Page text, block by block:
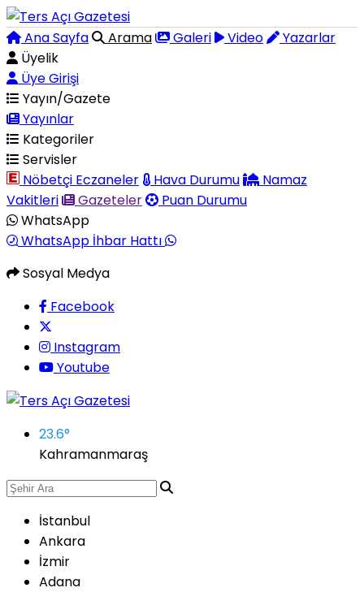
Ana Sayfa Arama Galeri Video
Yazarlar
Üyelik
Üye Girişi
Yayın/Gazete
Yayınlar
Kategoriler
Servisler
Nöbetçi Eczaneler
Hava Durumu
Namaz
Vakitleri
Gazeteler
Puan Durumu
WhatsApp
WhatsApp İhbar Hattı
Sosyal Medya
Facebook
Instagram
Youtube
23.6°
Kahramanmaraş
İstanbul
Ankara
İzmir
Adana